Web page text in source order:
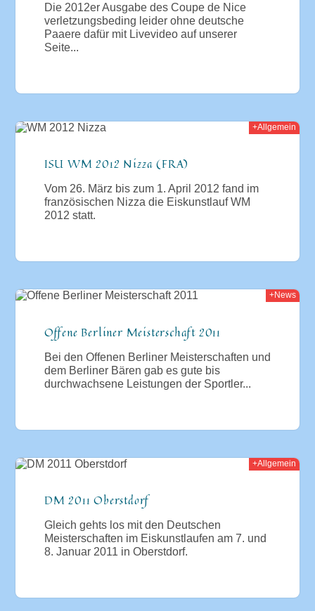
Die 2012er Ausgabe des Coupe de Nice
verletzungsbeding leider ohne deutsche
Paaere dafür mit Livevideo auf unserer
Seite...
+Allgemein
ISU WM 2012 Nizza (FRA)
Vom 26. März bis zum 1. April 2012 fand im
französischen Nizza die Eiskunstlauf WM
2012 statt.
+News
Offene Berliner Meisterschaft 2011
Bei den Offenen Berliner Meisterschaften und
dem Berliner Bären gab es gute bis
durchwachsene Leistungen der Sportler...
+Allgemein
DM 2011 Oberstdorf
Gleich gehts los mit den Deutschen
Meisterschaften im Eiskunstlaufen am 7. und
8. Januar 2011 in Oberstdorf.